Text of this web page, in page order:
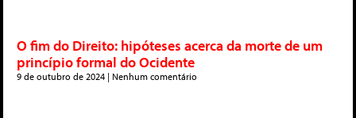
O fim do Direito: hipóteses acerca da morte de um
princípio formal do Ocidente
9 de outubro de 2024 Nenhum comentário